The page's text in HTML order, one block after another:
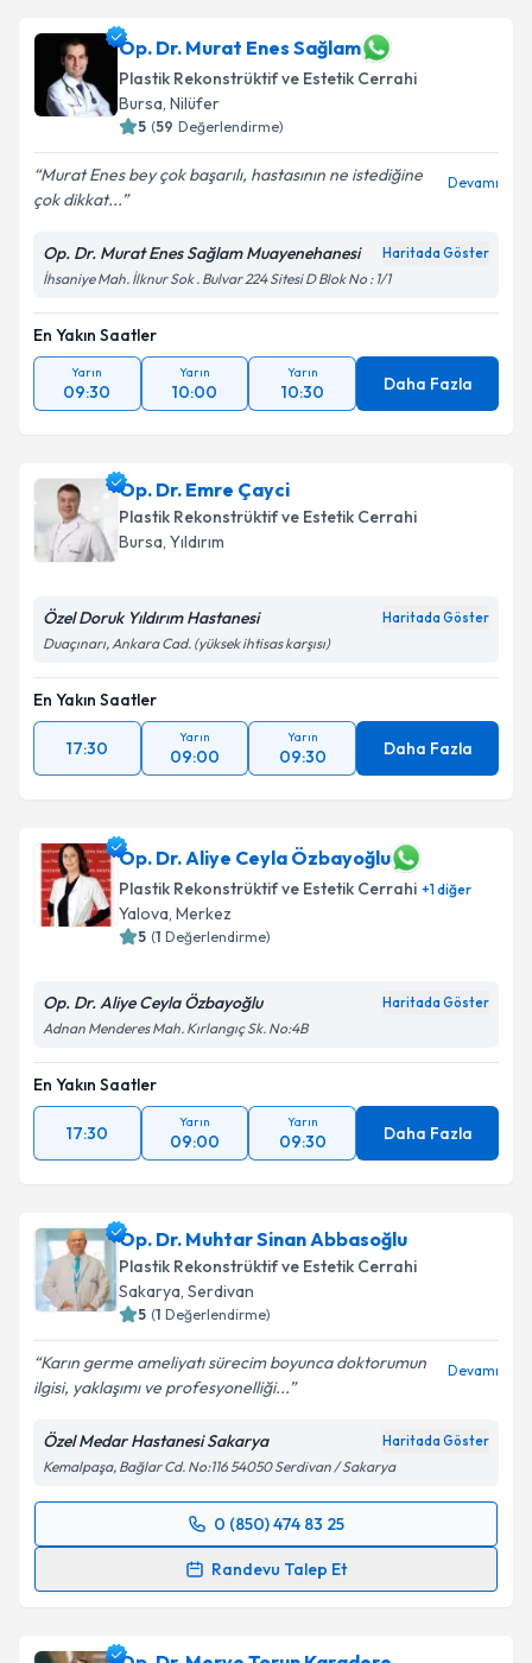
Op. Dr. Hüseyin Gerçekiçin randevu takvimi talebi
oluşturun. Size bu uzmandan randevu almanız için bir
takvim hazırlandığında e-posta ile bilgilendireceğiz.
E-posta Adresiniz
Kişisel verilerimin işlenmesine ilişkin
Aydınlatma
Metni'ni okudum ve kişisel verilerimin belirtilen
Takvim Talebini Gönder
Op. Dr. Murat Enes Sağlam
Plastik Rekonstrüktif ve Estetik Cerrahi
Bursa, Nilüfer
5 (59 Değerlendirme)
Murat Enes bey çok başarılı, hastasının ne istediğine
çok dikkat...
Devamı
Op. Dr. Murat Enes Sağlam Muayenehanesi Haritada Göster
İhsaniye Mah. İlknur Sok . Bulvar 224 Sitesi D Blok No : 1/1
En Yakın Saatler
Yarın
09:30
Yarın
10:00
Yarın
10:30 Daha Fazla
Op. Dr. Emre Çayci
Plastik Rekonstrüktif ve Estetik Cerrahi
Bursa, Yıldırım
Özel Doruk Yıldırım Hastanesi Haritada Göster
Duaçınarı, Ankara Cad. (yüksek ihtisas karşısı)
En Yakın Saatler
17:30
Yarın
09:00
Yarın
09:30 Daha Fazla
Op. Dr. Aliye Ceyla Özbayoğlu
Plastik Rekonstrüktif ve Estetik Cerrahi +1diğer
Yalova, Merkez
5 (1 Değerlendirme)
Op. Dr. Aliye Ceyla Özbayoğlu Haritada Göster
Adnan Menderes Mah. Kırlangıç Sk. No:4B
En Yakın Saatler
17:30
Yarın
09:00
Yarın
09:30 Daha Fazla
Op. Dr. Muhtar Sinan Abbasoğlu
Plastik Rekonstrüktif ve Estetik Cerrahi
Sakarya, Serdivan
5 (1 Değerlendirme)
Karın germe ameliyatı sürecim boyunca doktorumun
ilgisi, yaklaşımı ve profesyonelliği...
Devamı
Özel Medar Hastanesi Sakarya Haritada Göster
Kemalpaşa, Bağlar Cd. No:116 54050 Serdivan / Sakarya
0 (850) 474 83 25
Randevu Talep Et
Randevu Takvimi Talebi